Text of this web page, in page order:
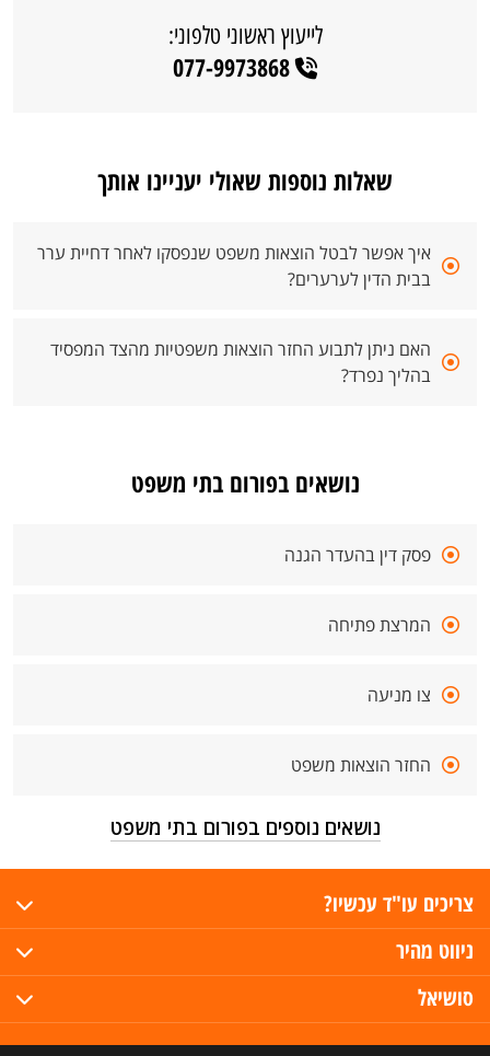
לייעוץ ראשוני טלפוני:
077-9973868
שאלות נוספות שאולי יעניינו אותך
איך אפשר לבטל הוצאות משפט שנפסקו לאחר דחיית ערר
בבית הדין לערערים?
האם ניתן לתבוע החזר הוצאות משפטיות מהצד המפסיד
בהליך נפרד?
נושאים בפורום בתי משפט
פסק דין בהעדר הגנה
המרצת פתיחה
צו מניעה
החזר הוצאות משפט
נושאים נוספים בפורום בתי משפט
צריכים עו"ד עכשיו?
ניווט מהיר
סושיאל